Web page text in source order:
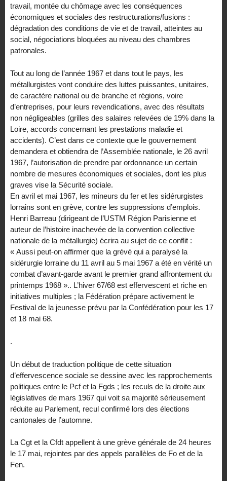
travail, montée du chômage avec les conséquences
économiques et sociales des restructurations/fusions :
dégradation des conditions de vie et de travail, atteintes au
social, négociations bloquées au niveau des chambres
patronales.
Tout au long de l’année 1967 et dans tout le pays, les
métallurgistes vont conduire des luttes puissantes, unitaires,
de caractère national ou de branche et régions, voire
d’entreprises, pour leurs revendications, avec des résultats
non négligeables (grilles des salaires relevées de 19% dans la
Loire, accords concernant les prestations maladie et
accidents). C’est dans ce contexte que le gouvernement
demandera et obtiendra de l’Assemblée nationale, le 26 avril
1967, l’autorisation de prendre par ordonnance un certain
nombre de mesures économiques et sociales, dont les plus
graves vise la Sécurité sociale.
En avril et mai 1967, les mineurs du fer et les sidérurgistes
lorrains sont en grève, contre les suppressions d’emplois.
Henri Barreau (dirigeant de l’USTM Région Parisienne et
auteur de l’histoire inachevée de la convention collective
nationale de la métallurgie) écrira au sujet de ce conflit :
« Aussi peut-on affirmer que la grévé qui a paralysé la
sidérurgie lorraine du 11 avril au 5 mai 1967 a été en vérité un
combat d’avant-garde avant le premier grand affrontement du
printemps 1968 ».. L’hiver 67/68 est effervescent et riche en
initiatives multiples ; la Fédération prépare activement le
Festival de la jeunesse prévu par la Confédération pour les 17
et 18 mai 68.
.
Un début de traduction politique de cette situation
d’effervescence sociale se dessine avec les rapprochements
politiques entre le Pcf et la Fgds ; les reculs de la droite aux
législatives de mars 1967 qui voit sa majorité sérieusement
réduite au Parlement, recul confirmé lors des élections
cantonales de l’automne.
La Cgt et la Cfdt appellent à une grève générale de 24 heures
le 17 mai, rejointes par des appels parallèles de Fo et de la
Fen.